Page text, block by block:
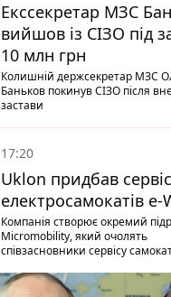
Екссекретар МЗС
вийшов із СІЗО під
10 млн грн
Колишній держсекретар МЗС
Баньков покинув СІЗО після
застави
17:20
Uklon придбав сервіс
електросамокатів e-
Компанія створює окремий
Micromobility, який очолять
співзасновники сервісу